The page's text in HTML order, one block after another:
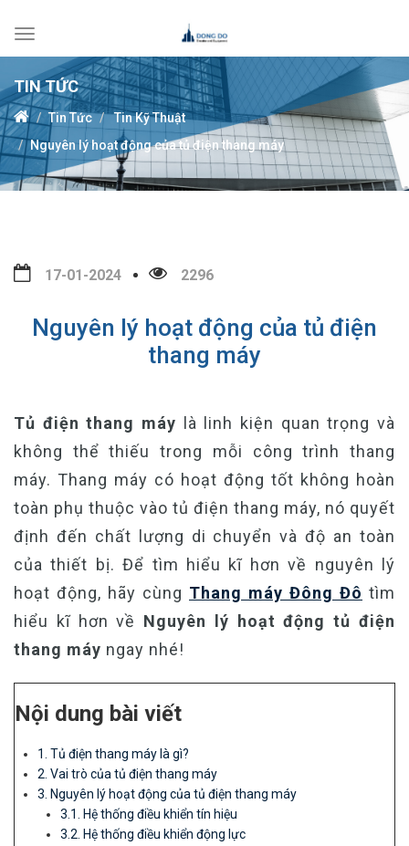
Toggle
navigation
TIN TỨC
Tin Tức
Tin Kỹ Thuật
Nguyên lý hoạt động của tủ điện thang máy
17-01-2024 2296
Nguyên lý hoạt động của tủ điện
thang máy
Tủ điện thang máy là linh kiện quan trọng và
không thể thiếu trong mỗi công trình thang
máy. Thang máy có hoạt động tốt không hoàn
toàn phụ thuộc vào tủ điện thang máy, nó quyết
định đến chất lượng di chuyển và độ an toàn
của thiết bị. Để tìm hiểu kĩ hơn về nguyên lý
hoạt động, hãy cùng Thang máy Đông Đô tìm
hiểu kĩ hơn về Nguyên lý hoạt động tủ điện
thang máy ngay nhé!
Nội dung bài viết
1. Tủ điện thang máy là gì?
2. Vai trò của tủ điện thang máy
3. Nguyên lý hoạt động của tủ điện thang máy
3.1. Hệ thống điều khiển tín hiệu
3.2. Hệ thống điều khiển động lực